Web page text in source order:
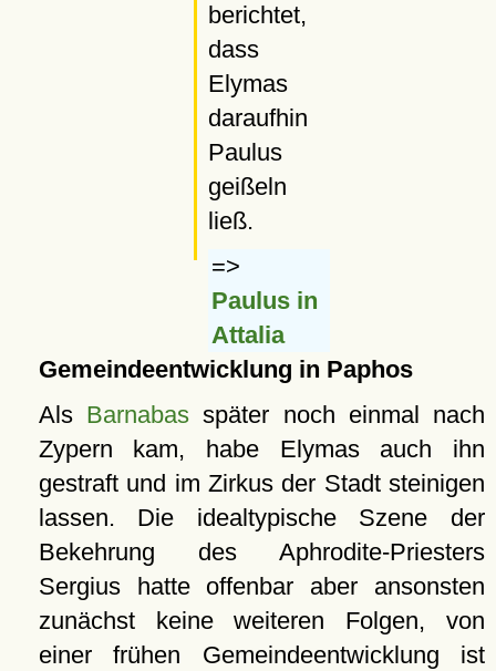
berichtet,
dass
Elymas
daraufhin
Paulus
geißeln
ließ.
=>
Paulus in
Attalia
Gemeindeentwicklung in Paphos
Als Barnabas später noch einmal nach
Zypern kam, habe Elymas auch ihn
gestraft und im Zirkus der Stadt steinigen
lassen. Die idealtypische Szene der
Bekehrung des Aphrodite-Priesters
Sergius hatte offenbar aber ansonsten
zunächst keine weiteren Folgen, von
einer frühen Gemeindeentwicklung ist